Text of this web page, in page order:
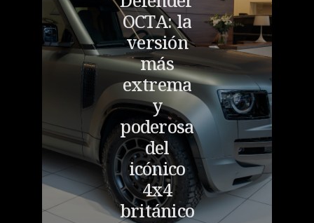
OCTA: la
versión
más
extrema
y
poderosa
del
icónico
4x4
británico